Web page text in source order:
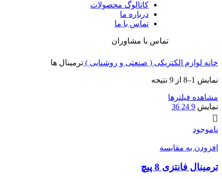
کاتالوگ محصولات
درباره ما
تماس با ما
تماس با مشاوران
خانه لوازم الکتریکی ( صنعتی و روشنایی ) ترمینال ها
نمایش 1–8 از 9 نتیجه
مشاهده فیلترها
نمایش 9
24
36
ناموجود
افزودن به مقایسه
ترمینال فانتزی 8 پیچ